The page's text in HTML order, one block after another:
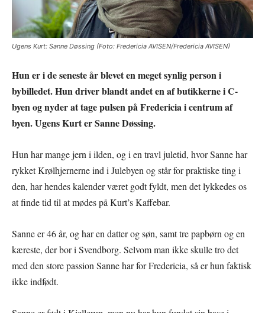
Ugens Kurt: Sanne Døssing (Foto: Fredericia AVISEN/Fredericia AVISEN)
Hun er i de seneste år blevet en meget synlig person i
bybilledet. Hun driver blandt andet en af butikkerne i C-
byen og nyder at tage pulsen på Fredericia i centrum af
byen. Ugens Kurt er Sanne Døssing.
Hun har mange jern i ilden, og i en travl juletid, hvor Sanne har
rykket Krølhjernerne ind i Julebyen og står for praktiske ting i
den, har hendes kalender været godt fyldt, men det lykkedes os
at finde tid til at mødes på Kurt’s Kaffebar.
Sanne er 46 år, og har en datter og søn, samt tre papbørn og en
kæreste, der bor i Svendborg. Selvom man ikke skulle tro det
med den store passion Sanne har for Fredericia, så er hun faktisk
ikke indfødt.